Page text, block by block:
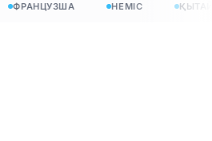
ФРАНЦУЗША НЕМІС ҚЫТАЙ